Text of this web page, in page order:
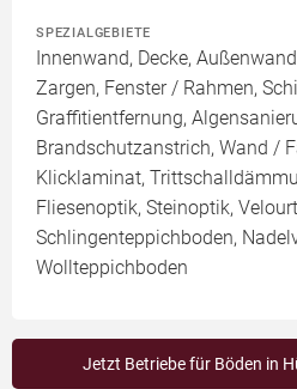
SPEZIALGEBIETE
Innenwand, Decke,
Zargen, Fenster / Rahmen,
Graffitientfernung,
Brandschutzanstrich, Wand /
Klicklaminat,
Fliesenoptik, Steinoptik,
Schlingenteppichboden,
Wollteppichboden
Jetzt Betriebe für Böden in